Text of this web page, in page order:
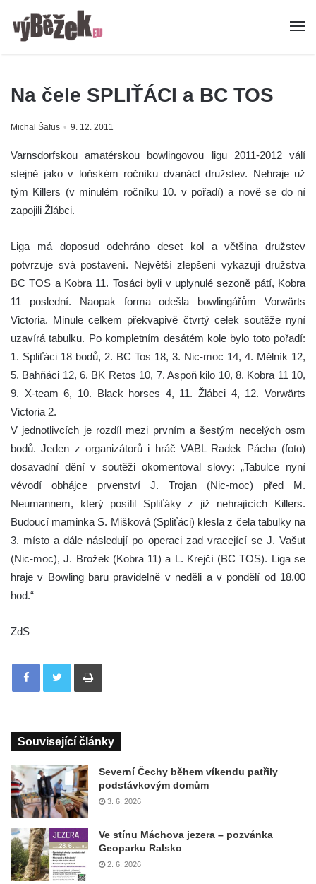
Na čele SPLIŤÁCI a BC TOS
Michal Šafus 9. 12. 2011
Varnsdorfskou amatérskou bowlingovou ligu 2011-2012 válí
stejně jako v loňském ročníku dvanáct družstev. Nehraje už
tým Killers (v minulém ročníku 10. v pořadí) a nově se do ní
zapojili Žlábci.
Liga má doposud odehráno deset kol a většina družstev
potvrzuje svá postavení. Největší zlepšení vykazují družstva
BC TOS a Kobra 11. Tosáci byli v uplynulé sezoně pátí, Kobra
11 poslední. Naopak forma odešla bowlingářům Vorwärts
Victoria. Minule celkem překvapivě čtvrtý celek soutěže nyní
uzavírá tabulku. Po kompletním desátém kole bylo toto pořadí:
1. Spliťáci 18 bodů, 2. BC Tos 18, 3. Nic-moc 14, 4. Mělník 12,
5. Bahňáci 12, 6. BK Retos 10, 7. Aspoň kilo 10, 8. Kobra 11 10,
9. X-team 6, 10. Black horses 4, 11. Žlábci 4, 12. Vorwärts
Victoria 2.
V jednotlivcích je rozdíl mezi prvním a šestým necelých osm
bodů. Jeden z organizátorů i hráč VABL Radek Pácha (foto)
dosavadní dění v soutěži okomentoval slovy: „Tabulce nyní
vévodí obhájce prvenství J. Trojan (Nic-moc) před M.
Neumannem, který posílil Spliťáky z již nehrajících Killers.
Budoucí maminka S. Mišková (Spliťáci) klesla z čela tabulky na
3. místo a dále následují po operaci zad vracející se J. Vašut
(Nic-moc), J. Brožek (Kobra 11) a L. Krejčí (BC TOS). Liga se
hraje v Bowling baru pravidelně v neděli a v pondělí od 18.00
hod.“
ZdS
Tisknout
Související články
Severní Čechy během víkendu patřily
podstávkovým domům
3. 6. 2026
Ve stínu Máchova jezera – pozvánka
Geoparku Ralsko
2. 6. 2026